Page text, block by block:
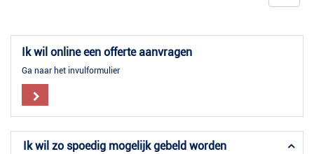
Ik wil online een offerte aanvragen
Ga naar het invulformulier
Ik wil zo spoedig mogelijk gebeld worden